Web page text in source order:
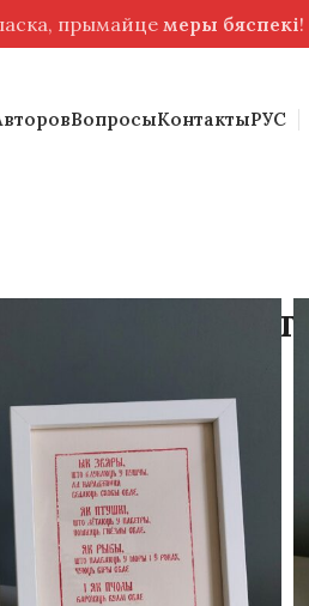
ВопросыКонтактыРУС
Портрет и
прымайце меры бяспекі!